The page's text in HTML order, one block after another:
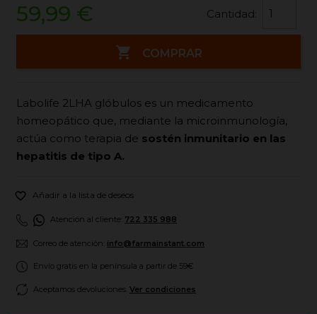
59,99 € Cantidad:
 COMPRAR
Labolife 2LHA glóbulos es un medicamento
homeopático que, mediante la microinmunología,
actúa como terapia de sostén inmunitario en las
hepatitis de tipo A.
 Añadir a la lista de deseos
Atención al cliente: 722 335 988
Correo de atención: info@farmainstant.com
Envío gratis en la península a partir de 59€
Aceptamos devoluciones. Ver condiciones